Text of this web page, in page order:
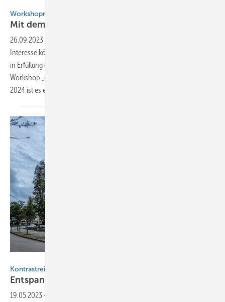
Workshopreihe
Mit dem Zinkflieger nach
26.09.2023
Interesse könnte der Wunsch, nach Australien zu reisen, schon bald
in Erfüllung gehen. Voraussetzung ist eine Teilnahme am BAUMETALL-
Workshop „Modellflugzeuge aus Titanzink bauen“. Am 12. und 13. April
2024 ist es endlich wieder so weit. In den
Kontrastreiche Titanzinkfassade
Entspannung
19.05.2023 -